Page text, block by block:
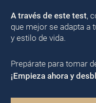
A través de este test,
que mejor se adapta a
y estilo de vida.
Prepárate para tomar
¡Empieza ahora y